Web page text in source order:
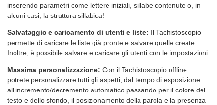
inserendo parametri come lettere iniziali, sillabe contenute o, in
alcuni casi, la struttura sillabica!
Salvataggio e caricamento di utenti e liste: Il Tachistoscopio
permette di caricare le liste già pronte e salvare quelle create.
Inoltre, è possibile salvare e caricare gli utenti con le impostazioni.
Massima personalizzazione: Con il Tachistoscopio offline
potrete personalizzare tutti gli aspetti, dal tempo di esposizione
all’incremento/decremento automatico passando per il colore del
testo e dello sfondo, il posizionamento della parola e la presenza